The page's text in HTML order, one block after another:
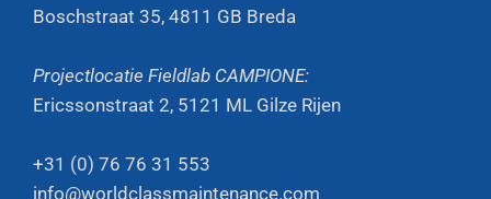
Boschstraat 35, 4811 GB Breda
Projectlocatie Fieldlab CAMPIONE:
Ericssonstraat 2, 5121 ML Gilze Rijen
+31 (0) 76 76 31 553
info@worldclassmaintenance.com